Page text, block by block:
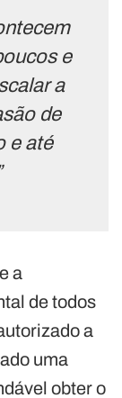
e
a
de
e até
a
de todos
a
uma
obter o